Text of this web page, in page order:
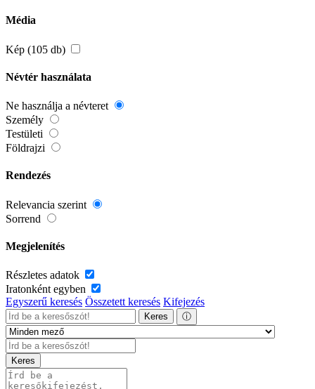
Média
Kép (105 db)
Névtér használata
Ne használja a névteret
Személy
Testületi
Földrajzi
Rendezés
Relevancia szerint
Sorrend
Megjelenítés
Részletes adatok
Iratonként egyben
Egyszerű keresés Összetett keresés Kifejezés
Keres ⓘ
Keres